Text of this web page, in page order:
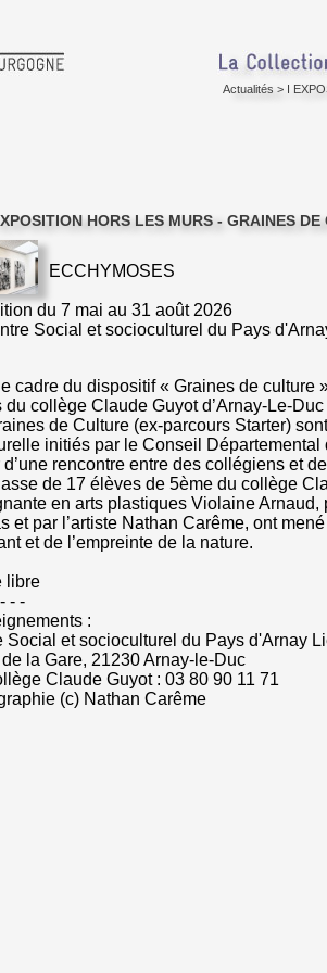
Actualités > I
HORS LES MURS - GRAINES DE
ECCHYMOSES
du 7 mai au 31 août 2026
Social et socioculturel du Pays
cadre du dispositif « Graines de culture
du collège Claude Guyot d’Arnay-Le-Duc
de Culture (ex-parcours Starter)
initiés par le Conseil Départemental
d’une rencontre entre des collégiens et
de 17 élèves de 5ème du collège
en arts plastiques Violaine
et par l’artiste Nathan Carême, ont
et de l’empreinte de la nature.
libre
- -
:
Social et socioculturel du Pays d'Arnay
la Gare, 21230 Arnay-le-Duc
Claude Guyot : 03 80 90 11 71
(c) Nathan Carême